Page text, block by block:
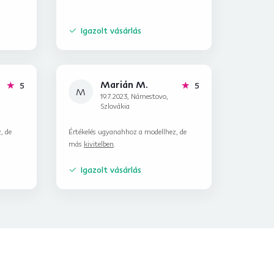
Igazolt vásárlás
5hviezdičiek
de
M
Marián M.
19.7.2023, Námestovo,
Szlovákia
5hviezdičiek
Értékelés ugyanahhoz a modellhez, de
más kivitelben.
Igazolt vásárlás